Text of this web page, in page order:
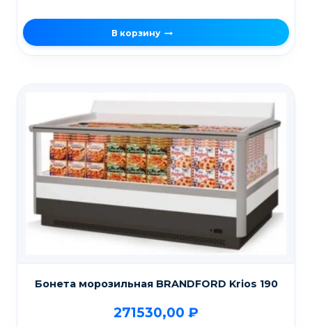
В корзину
Бонета морозильная BRANDFORD Krios 190
271530,00 ₽